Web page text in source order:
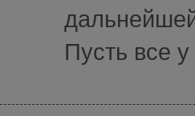
Пусть все